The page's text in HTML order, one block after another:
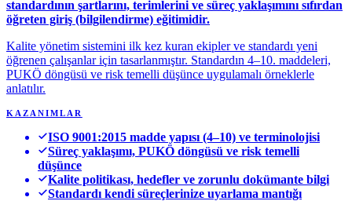
standardının şartlarını, terimlerini ve süreç yaklaşımını sıfırdan
öğreten giriş (bilgilendirme) eğitimidir.
Kalite yönetim sistemini ilk kez kuran ekipler ve standardı yeni
öğrenen çalışanlar için tasarlanmıştır. Standardın 4–10. maddeleri,
PUKÖ döngüsü ve risk temelli düşünce uygulamalı örneklerle
anlatılır.
KAZANIMLAR
ISO 9001:2015 madde yapısı (4–10) ve terminolojisi
Süreç yaklaşımı, PUKÖ döngüsü ve risk temelli
düşünce
Kalite politikası, hedefler ve zorunlu dokümante bilgi
Standardı kendi süreçlerinize uyarlama mantığı